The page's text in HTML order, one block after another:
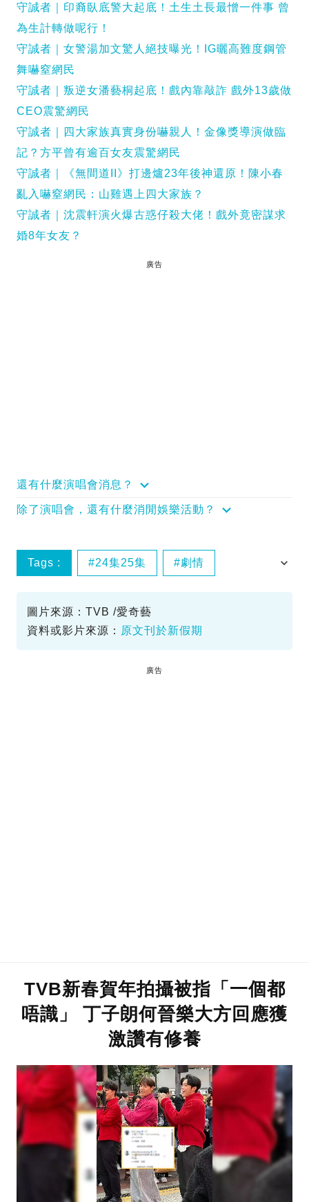
守誠者｜印裔臥底警大起底！土生土長最憎一件事 曾
為生計轉做呢行！
守誠者｜女警湯加文驚人絕技曝光！IG曬高難度鋼管
舞嚇窒網民
守誠者｜叛逆女潘藝桐起底！戲內靠敲詐 戲外13歲做
CEO震驚網民
守誠者｜四大家族真實身份嚇親人！金像獎導演做臨
記？方平曾有逾百女友震驚網民
守誠者｜《無間道II》打邊爐23年後神還原！陳小春
亂入嚇窒網民：山雞遇上四大家族？
守誠者｜沈震軒演火爆古惑仔殺大佬！戲外竟密謀求
婚8年女友？
廣告
還有什麼演唱會消息？
除了演唱會，還有什麼消閒娛樂活動？
Tags : 24集25集 劇情
圖片來源：TVB /愛奇藝
資料或影片來源： 原文刊於新假期
廣告
TVB新春賀年拍攝被指「一個都
唔識」 丁子朗何晉樂大方回應獲
激讚有修養